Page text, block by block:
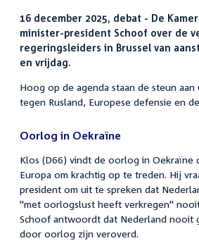
16 december 2025, debat - De
minister-president Schoof over de
regeringsleiders in Brussel van
en vrijdag.
Hoog op de agenda staan de steun aan
tegen Rusland, Europese defensie en
Oorlog in Oekraïne
Klos (D66) vindt de oorlog in Oekraïne
Europa om krachtig op te treden. Hij
president om uit te spreken dat
"met oorlogslust heeft verkregen"
Schoof antwoordt dat Nederland nooit
door oorlog zijn veroverd.